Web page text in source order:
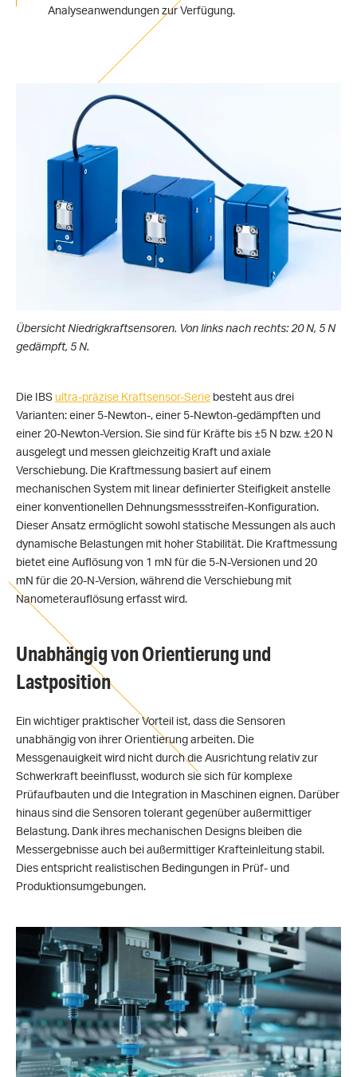
Analyseanwendungen zur Verfügung.
Übersicht Niedrigkraftsensoren. Von links nach rechts: 20 N, 5 N
gedämpft, 5 N.
Die IBSultra-präzise Kraftsensor-Serie besteht aus drei
Varianten: einer 5-Newton-, einer 5-Newton-gedämpften und
einer 20-Newton-Version. Sie sind für Kräfte bis ±5 N bzw. ±20 N
ausgelegt und messen gleichzeitig Kraft und axiale
Verschiebung. Die Kraftmessung basiert auf einem
mechanischen System mit linear definierter Steifigkeit anstelle
einer konventionellen Dehnungsmessstreifen-Konfiguration.
Dieser Ansatz ermöglicht sowohl statische Messungen als auch
dynamische Belastungen mit hoher Stabilität. Die Kraftmessung
bietet eine Auflösung von 1 mN für die 5-N-Versionen und 20
mN für die 20-N-Version, während die Verschiebung mit
Nanometerauflösung erfasst wird.
Unabhängig von Orientierung und
Lastposition
Ein wichtiger praktischer Vorteil ist, dass die Sensoren
unabhängig von ihrer Orientierung arbeiten. Die
Messgenauigkeit wird nicht durch die Ausrichtung relativ zur
Schwerkraft beeinflusst, wodurch sie sich für komplexe
Prüfaufbauten und die Integration in Maschinen eignen. Darüber
hinaus sind die Sensoren tolerant gegenüber außermittiger
Belastung. Dank ihres mechanischen Designs bleiben die
Messergebnisse auch bei außermittiger Krafteinleitung stabil.
Dies entspricht realistischen Bedingungen in Prüf- und
Produktionsumgebungen.